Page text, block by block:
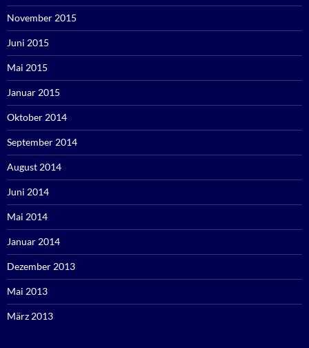
November 2015
Juni 2015
Mai 2015
Januar 2015
Oktober 2014
September 2014
August 2014
Juni 2014
Mai 2014
Januar 2014
Dezember 2013
Mai 2013
März 2013